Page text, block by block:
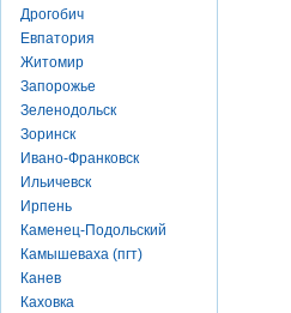
Дрогобич
Евпатория
Житомир
Запорожье
Зеленодольск
Зоринск
Ивано-Франковск
Ильичевск
Ирпень
Каменец-Подольский
Камышеваха (пгт)
Канев
Каховка